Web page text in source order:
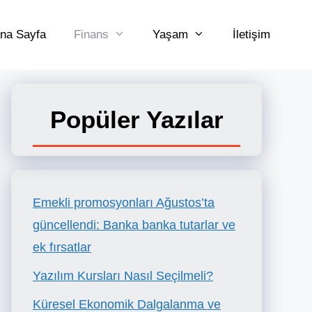
Sayfa Finans Yaşam İletişim
Popüler Yazılar
Emekli promosyonları Ağustos’ta
güncellendi: Banka banka tutarlar ve
ek fırsatlar
Yazılım Kursları Nasıl Seçilmeli?
Küresel Ekonomik Dalgalanma ve